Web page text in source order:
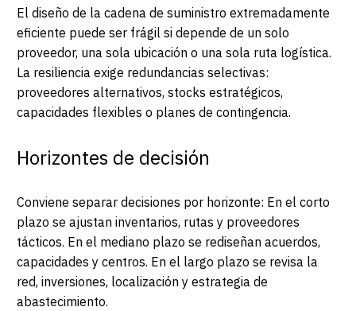
El diseño de la cadena de suministro extremadamente
eficiente puede ser frágil si depende de un solo
proveedor, una sola ubicación o una sola ruta logística.
La resiliencia exige redundancias selectivas:
proveedores alternativos, stocks estratégicos,
capacidades flexibles o planes de contingencia.
Horizontes de decisión
Conviene separar decisiones por horizonte: En el corto
plazo se ajustan inventarios, rutas y proveedores
tácticos. En el mediano plazo se rediseñan acuerdos,
capacidades y centros. En el largo plazo se revisa la
red, inversiones, localización y estrategia de
abastecimiento.